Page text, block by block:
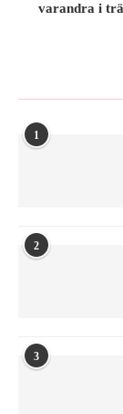
varandra i
1
2
3